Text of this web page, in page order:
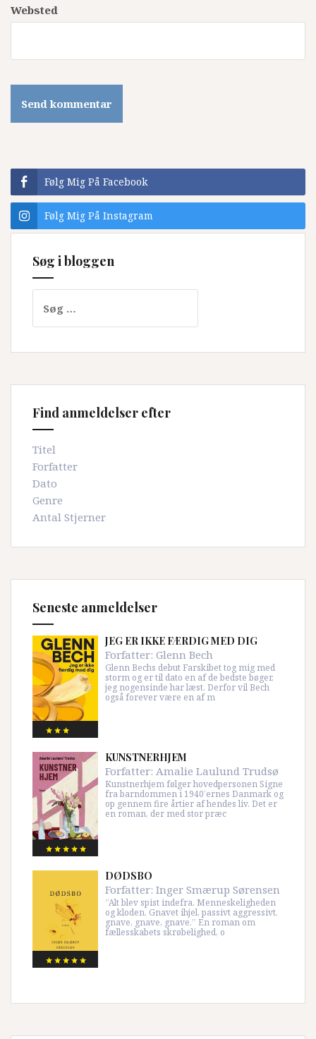
Websted
Følg Mig På Facebook
Følg Mig På Instagram
Søg i bloggen
efter:
Find anmeldelser efter
Titel
Forfatter
Dato
Genre
Antal Stjerner
Seneste anmeldelser
JEG ER IKKE FÆRDIG MED DIG
Forfatter: Glenn Bech
Glenn Bechs debut Farskibet tog mig med
storm og er til dato en af de bedste bøger,
jeg nogensinde har læst. Derfor vil Bech
også forever være en af m
KUNSTNERHJEM
Forfatter: Amalie Laulund Trudsø
Kunstnerhjem følger hovedpersonen Signe
fra barndommen i 1940’ernes Danmark og
op gennem fire årtier af hendes liv. Det er
en roman, der med stor præc
DØDSBO
Forfatter: Inger Smærup Sørensen
”Alt blev spist indefra. Menneskeligheden
og kloden. Gnavet ihjel, passivt aggressivt,
gnave, gnave, gnave.” En roman om
fællesskabets skrøbelighed, o